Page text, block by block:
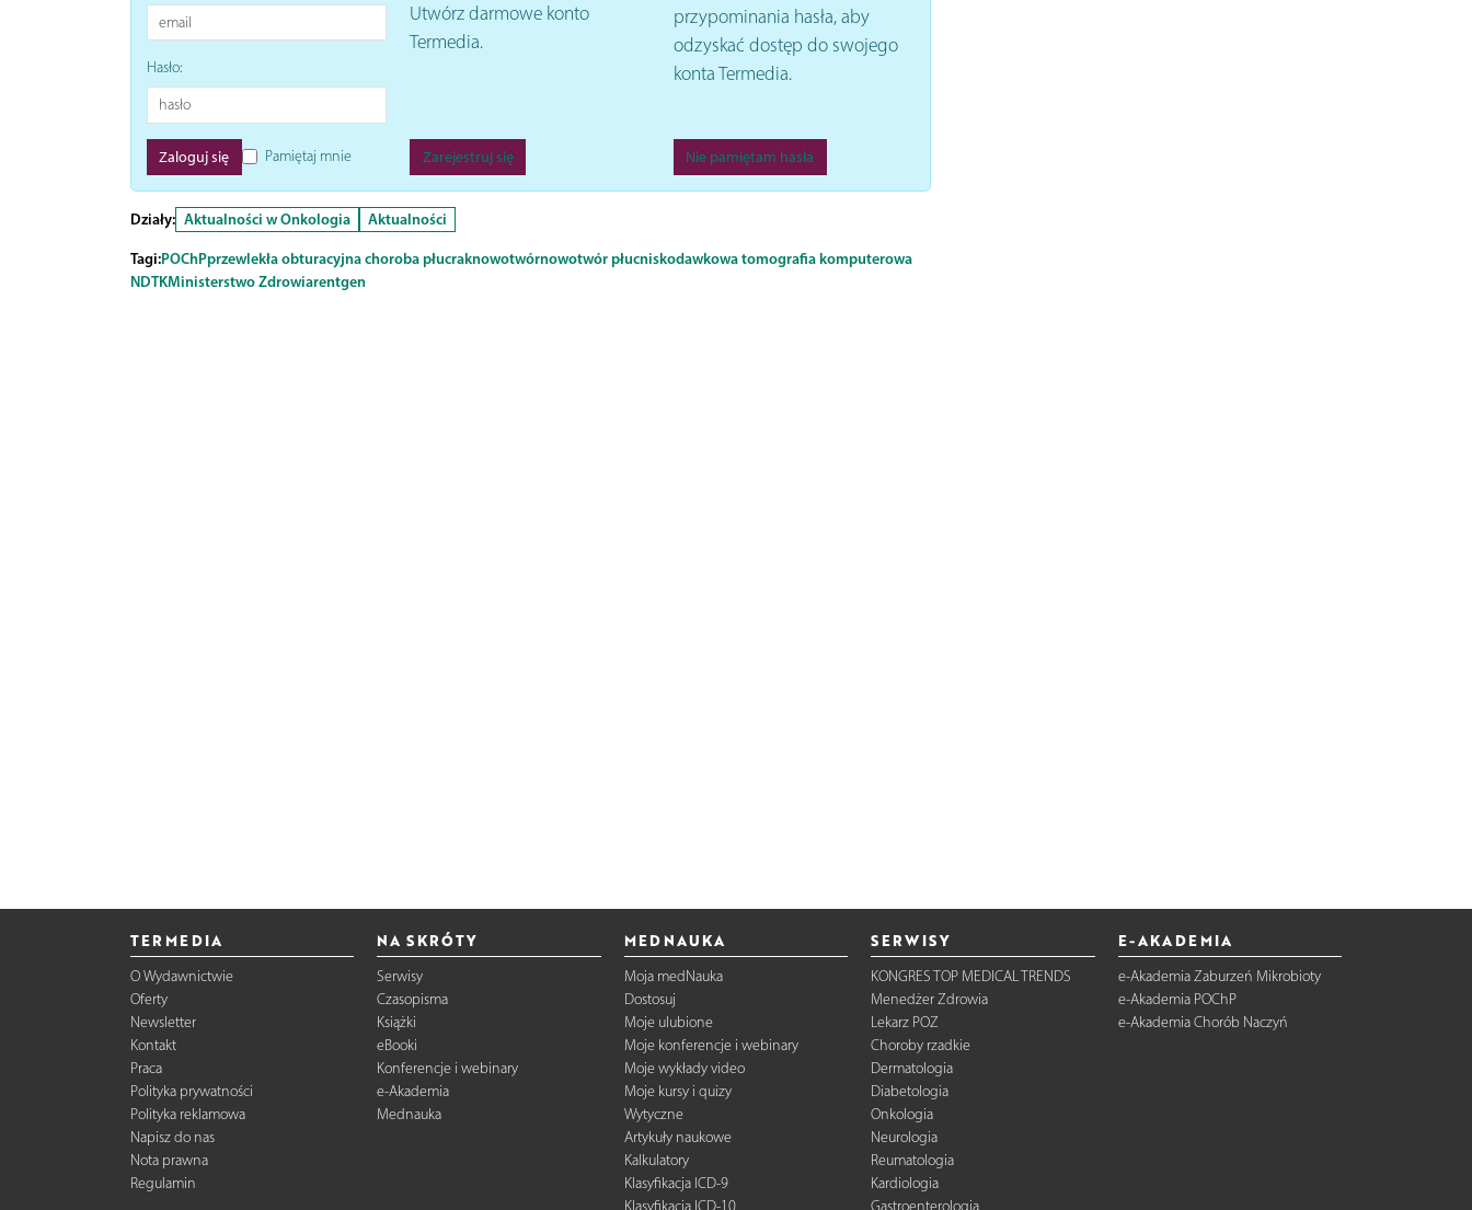
Hasło:
Pamiętaj mnie
Utwórz darmowe konto
Termedia.
Zarejestruj się
przypominania hasła, aby
odzyskać dostęp do swojego
konta Termedia.
Nie pamiętam hasła
Działy: Aktualności w Onkologia
Aktualności
Tagi:POChPprzewlekła obturacyjna choroba płucraknowotwórnowotwór płucniskodawkowa tomografia komputerowa
NDTKMinisterstwo Zdrowiarentgen
TERMEDIA
O Wydawnictwie
Oferty
Newsletter
Kontakt
Praca
Polityka prywatności
Polityka reklamowa
Napisz do nas
Nota prawna
Regulamin
NA SKRÓTY
Serwisy
Czasopisma
Książki
eBooki
Konferencje i webinary
e-Akademia
Mednauka
MEDNAUKA
Moja medNauka
Dostosuj
Moje ulubione
Moje konferencje i webinary
Moje wykłady video
Moje kursy i quizy
Wytyczne
Artykuły naukowe
Kalkulatory
Klasyfikacja ICD-9
SERWISY
KONGRES TOP MEDICAL TRENDS
Menedżer Zdrowia
Lekarz POZ
Choroby rzadkie
Dermatologia
Diabetologia
Onkologia
Neurologia
Reumatologia
Kardiologia
E-AKADEMIA
e-Akademia Zaburzeń Mikrobioty
e-Akademia POChP
e-Akademia Chorób Naczyń